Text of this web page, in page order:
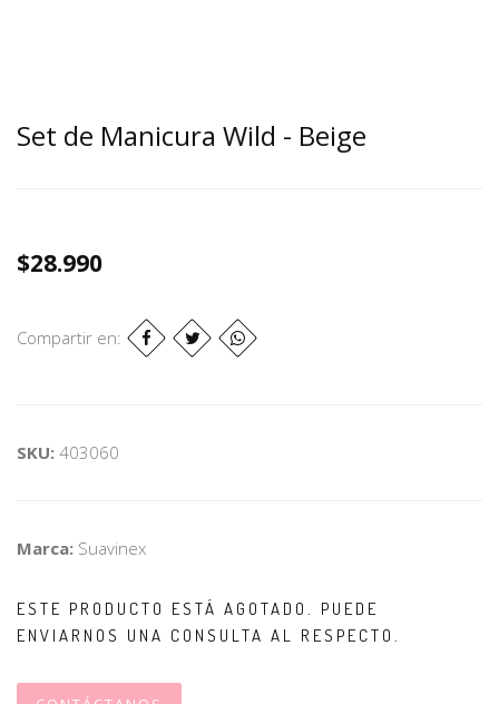
Set de Manicura Wild - Beige
$28.990
Compartir en:
SKU: 403060
Marca: Suavinex
ESTE PRODUCTO ESTÁ AGOTADO. PUEDE
ENVIARNOS UNA CONSULTA AL RESPECTO.